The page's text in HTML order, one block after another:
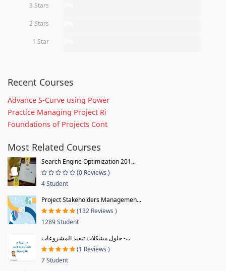
3 Stars
2 Stars
1 Star
Recent Courses
Advance S-Curve using Power
Practice Managing Project Ri
Foundations of Projects Cont
Most Related Courses
Search Engine Optimization 201...
(0 Reviews )
4 Student
Project Stakeholders Managemen...
(132 Reviews )
1289 Student
حلول مشكلات تنفيذ المشروعات -...
(1 Reviews )
7 Student